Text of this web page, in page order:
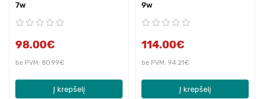
7w
98.00€
be PVM: 80.99€
Į krepšelį
9w
114.00€
be PVM: 94.21€
Į krepšelį